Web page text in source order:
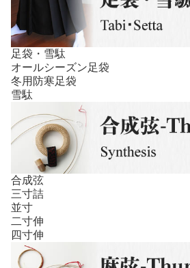
足袋・雪駄
オールシーズン足袋
冬用防寒足袋
雪駄
合成弦
三寸詰
並寸
二寸伸
四寸伸